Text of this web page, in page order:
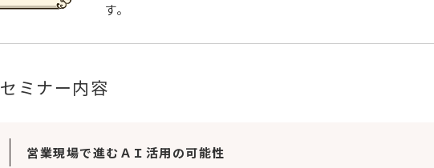
す。
セミナー内容
営業現場で進むＡＩ活用の可能性